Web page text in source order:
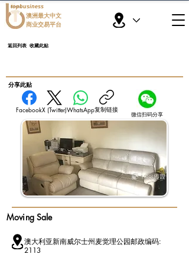
topbusiness
澳洲最大中文
商业交易平台
返回列表 收藏此贴
​分享此贴
FacebookX (Twitter)WhatsApp复制链接
微信扫码分享
Moving Sale
澳大利亚新南威尔士州麦觉理公园邮政编码:
2113